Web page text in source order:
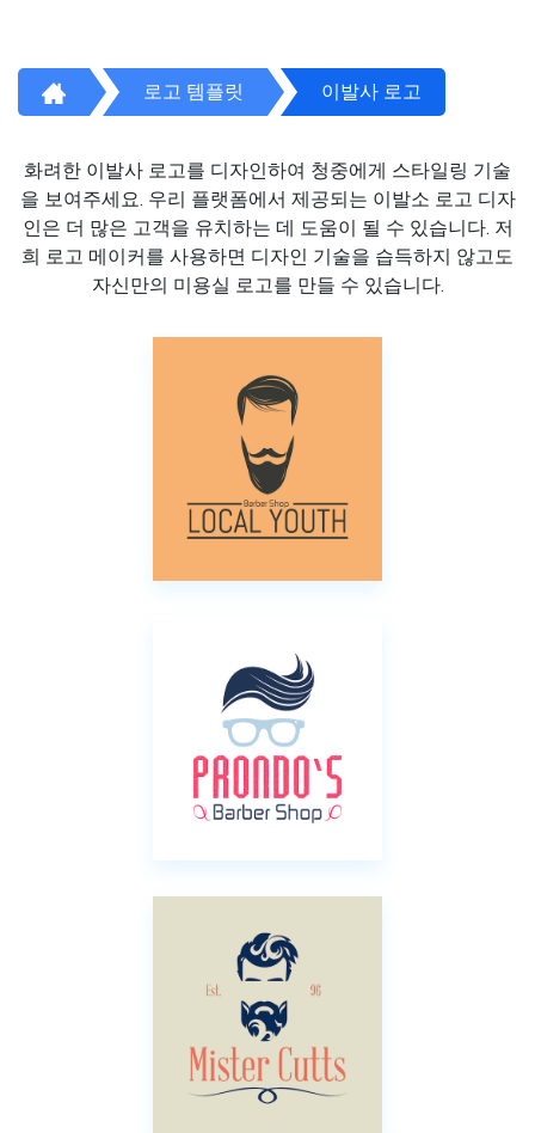
로고 템플릿 이발사 로고
화려한 이발사 로고를 디자인하여 청중에게 스타일링 기술
을 보여주세요. 우리 플랫폼에서 제공되는 이발소 로고 디자
인은 더 많은 고객을 유치하는 데 도움이 될 수 있습니다. 저
희 로고 메이커를 사용하면 디자인 기술을 습득하지 않고도
자신만의 미용실 로고를 만들 수 있습니다.